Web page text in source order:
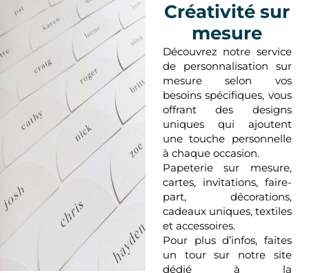
Créativité sur
mesure
Découvrez notre service
de personnalisation sur
mesure selon vos
besoins spécifiques, vous
offrant des designs
uniques qui ajoutent
une touche personnelle
à chaque occasion.
Papeterie sur mesure,
cartes, invitations, faire-
part, décorations,
cadeaux uniques, textiles
et accessoires.
Pour plus d’infos, faites
un tour sur notre site
dédié à la